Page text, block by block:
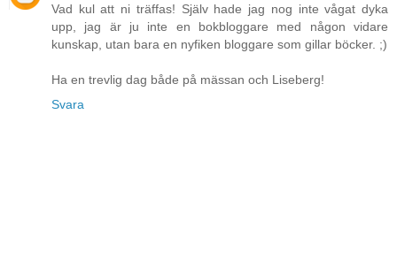
Vad kul att ni träffas! Själv hade jag nog inte vågat dyka
upp, jag är ju inte en bokbloggare med någon vidare
kunskap, utan bara en nyfiken bloggare som gillar böcker. ;)
Ha en trevlig dag både på mässan och Liseberg!
Svara